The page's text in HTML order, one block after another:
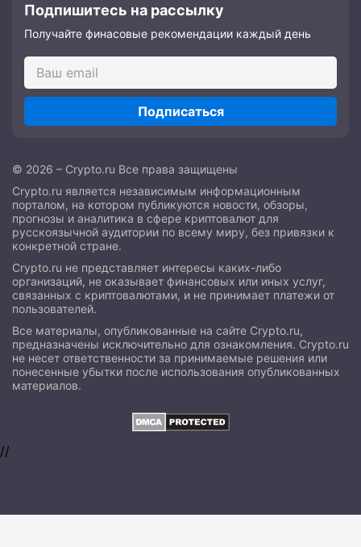
Подпишитесь на рассылку
Получайте финасовые рекомендации каждый день
Подписаться
© 2026 – Crypto.ru Все права защищены
Crypto.ru является независимым информационным
порталом, на котором публикуются новости, обзоры,
прогнозы и аналитика в сфере криптовалют для
русскоязычной аудитории по всему миру, без привязки к
конкретной стране.
Crypto.ru не представляет интересы каких-либо
организаций, не оказывает финансовых или иных услуг,
связанных с криптовалютами, и не принимает платежи от
пользователей.
Все материалы, опубликованные на сайте Crypto.ru,
предназначены исключительно для ознакомления. Crypto.ru
не несет ответственности за принимаемые решения или
понесенные убытки после использования опубликованных
материалов.
//